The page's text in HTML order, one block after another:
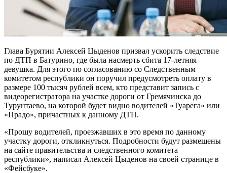
Глава Бурятии Алексей Цыденов призвал ускорить следствие
по ДТП в Батурино, где была насмерть сбита 17-летняя
девушка. Для этого по согласованию со Следственным
комитетом республики он поручил предусмотреть оплату в
размере 100 тысяч рублей всем, кто представит запись с
видеорегистратора на участке дороги от Гремячинска до
Турунтаево, на которой будет видно водителей «Туарега» или
«Прадо», причастных к данному ДТП.
«Прошу водителей, проезжавших в это время по данному
участку дороги, откликнуться. Подробности будут размещены
на сайте правительства и следственного комитета
республики», написал Алексей Цыденов на своей странице в
«Фейсбуке».